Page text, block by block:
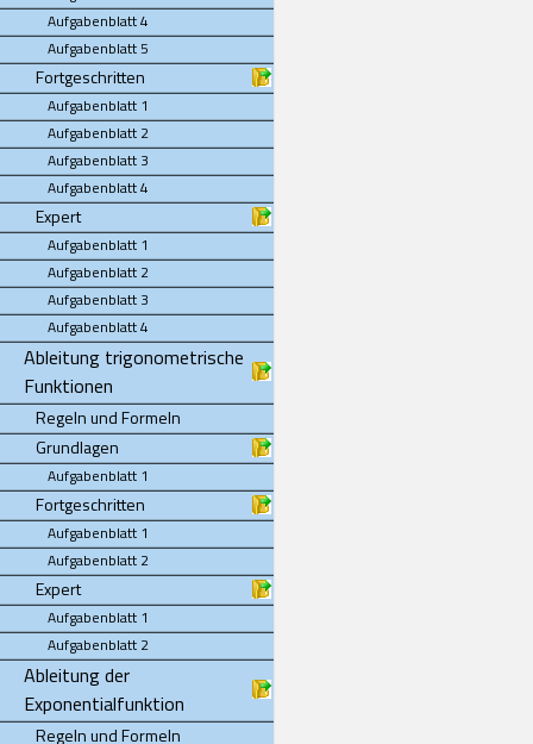
Aufgabenblatt 4
Aufgabenblatt 5
Fortgeschritten
Aufgabenblatt 1
Aufgabenblatt 2
Aufgabenblatt 3
Aufgabenblatt 4
Expert
Aufgabenblatt 1
Aufgabenblatt 2
Aufgabenblatt 3
Aufgabenblatt 4
Ableitung trigonometrische
Funktionen
Regeln und Formeln
Grundlagen
Aufgabenblatt 1
Fortgeschritten
Aufgabenblatt 1
Aufgabenblatt 2
Expert
Aufgabenblatt 1
Aufgabenblatt 2
Ableitung der
Exponentialfunktion
Regeln und Formeln